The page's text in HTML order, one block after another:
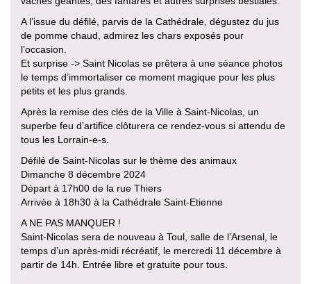
A l’issue du défilé, parvis de la Cathédrale, dégustez du jus
de pomme chaud, admirez les chars exposés pour
l’occasion.
Et surprise -> Saint Nicolas se prêtera à une séance photos
le temps d’immortaliser ce moment magique pour les plus
petits et les plus grands.
Après la remise des clés de la Ville à Saint-Nicolas, un
superbe feu d’artifice clôturera ce rendez-vous si attendu de
tous les Lorrain-e-s.
Défilé de Saint-Nicolas sur le thème des animaux
Dimanche 8 décembre 2024
Départ à 17h00 de la rue Thiers
Arrivée à 18h30 à la Cathédrale Saint-Etienne
A NE PAS MANQUER !
Saint-Nicolas sera de nouveau à Toul, salle de l’Arsenal, le
temps d’un après-midi récréatif, le mercredi 11 décembre à
partir de 14h. Entrée libre et gratuite pour tous.